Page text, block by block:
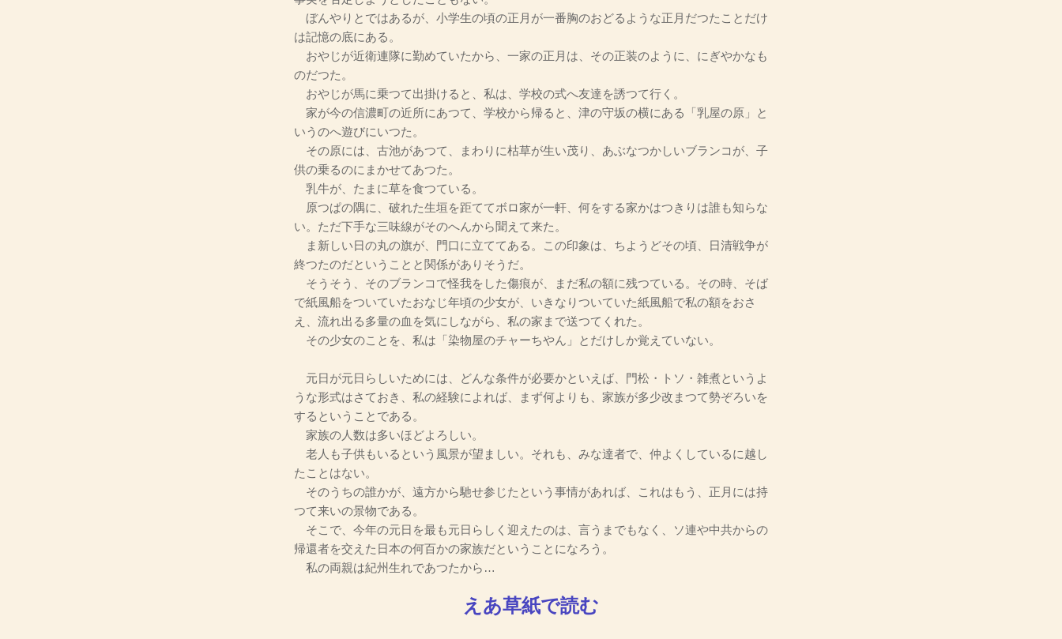
ぼんやりとではあるが、小学生の頃の正月が一番胸のおどるような正月だつたことだけ
は記憶の底にある。
おやじが近衛連隊に勤めていたから、一家の正月は、その正装のように、にぎやかなも
のだつた。
おやじが馬に乗つて出掛けると、私は、学校の式へ友達を誘つて行く。
家が今の信濃町の近所にあつて、学校から帰ると、津の守坂の横にある「乳屋の原」と
いうのへ遊びにいつた。
その原には、古池があつて、まわりに枯草が生い茂り、あぶなつかしいブランコが、子
供の乗るのにまかせてあつた。
乳牛が、たまに草を食つている。
原つぱの隅に、破れた生垣を距ててボロ家が一軒、何をする家かはつきりは誰も知らな
い。ただ下手な三味線がそのへんから聞えて来た。
ま新しい日の丸の旗が、門口に立ててある。この印象は、ちようどその頃、日清戦争が
終つたのだということと関係がありそうだ。
そうそう、そのブランコで怪我をした傷痕が、まだ私の額に残つている。その時、そば
で紙風船をついていたおなじ年頃の少女が、いきなりついていた紙風船で私の額をおさ
え、流れ出る多量の血を気にしながら、私の家まで送つてくれた。
その少女のことを、私は「染物屋のチャーちやん」とだけしか覚えていない。
元日が元日らしいためには、どんな条件が必要かといえば、門松・トソ・雑煮というよ
うな形式はさておき、私の経験によれば、まず何よりも、家族が多少改まつて勢ぞろいを
するということである。
家族の人数は多いほどよろしい。
老人も子供もいるという風景が望ましい。それも、みな達者で、仲よくしているに越し
たことはない。
そのうちの誰かが、遠方から馳せ参じたという事情があれば、これはもう、正月には持
つて来いの景物である。
そこで、今年の元日を最も元日らしく迎えたのは、言うまでもなく、ソ連や中共からの
帰還者を交えた日本の何百かの家族だということになろう。
私の両親は紀州生れであつたから…
えあ草紙で読む